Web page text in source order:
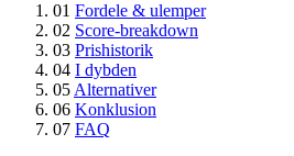
01 Fordele & ulemper
02 Score-breakdown
03 Prishistorik
04 I dybden
05 Alternativer
06 Konklusion
07 FAQ